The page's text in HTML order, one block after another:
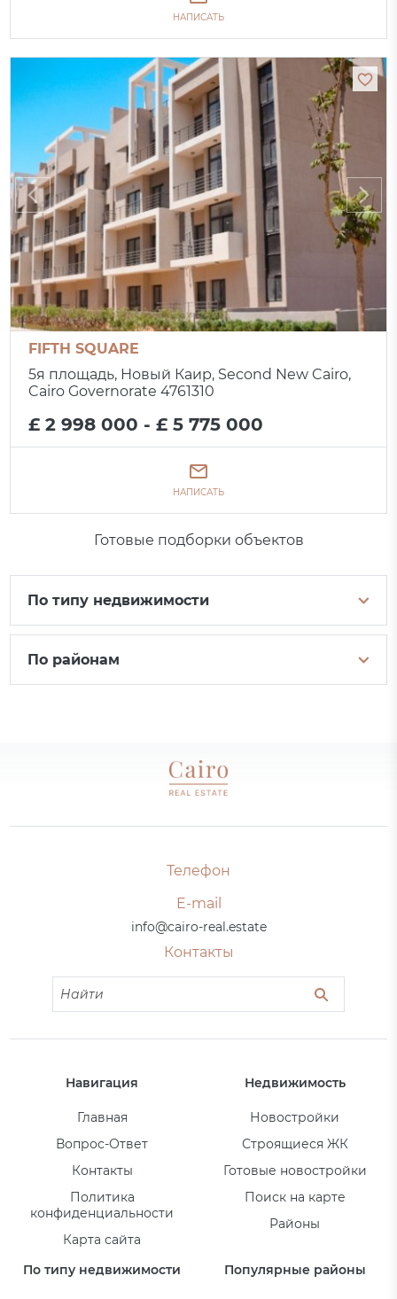
НАПИСАТЬ
FIFTH SQUARE
5я площадь, Новый Каир, Second New Cairo,
Cairo Governorate 4761310
£ 2 998 000 - £ 5 775 000
НАПИСАТЬ
Готовые подборки объектов
По типу недвижимости
По районам
Телефон
E-mail
info@cairo-real.estate
Контакты
Навигация
Главная
Вопрос-Ответ
Контакты
Политика
конфиденциальности
Карта сайта
Недвижимость
Новостройки
Строящиеся ЖК
Готовые новостройки
Поиск на карте
Районы
По типу недвижимости Популярные районы